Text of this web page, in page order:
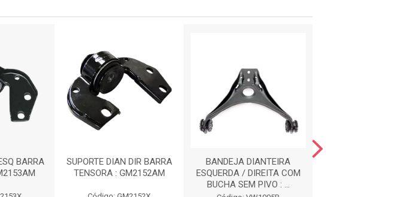
BARRA
SUPORTE DIAN DIR BARRA
TENSORA : GM2152AM
BANDEJA DIANTEIRA
ESQUERDA / DIREITA COM
BUCHA SEM PIVO : ...